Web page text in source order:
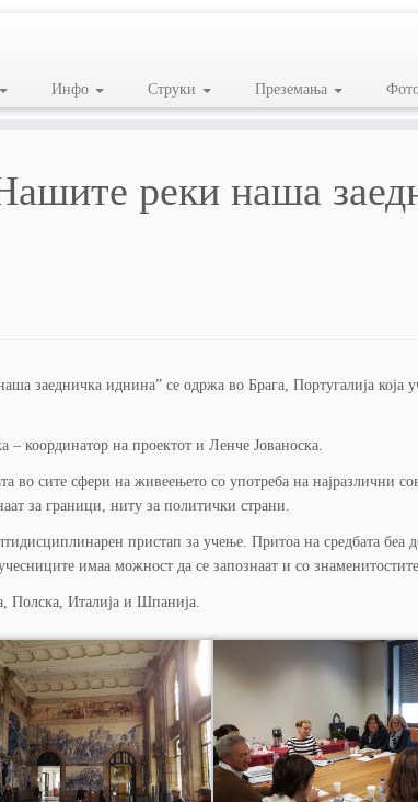
Инфо Струки Преземања
реки наша
заедничка иднина” се одржа во Брага, Португалија која
координатор на проектот и Ленче Јованоска.
во сите сфери на живеењето со употреба на најразлични
за граници, ниту за политички страни.
пристап за учење. Притоа на средбата беа
имаа можност да се запознаат и со
Полска, Италија и Шпанија.